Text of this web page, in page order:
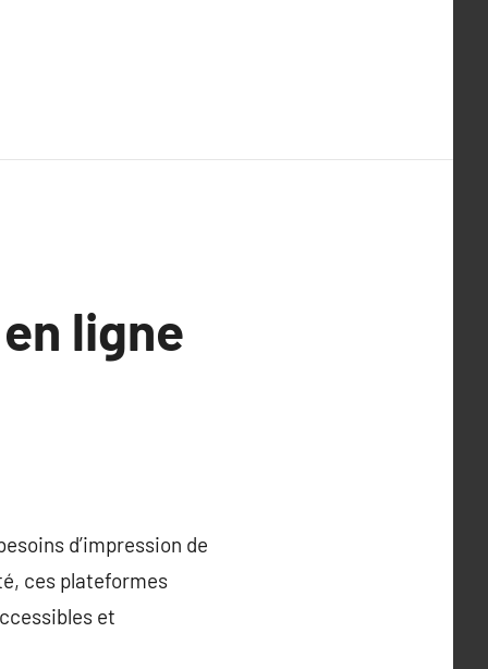
ligne
d’impression de
ces plateformes
et